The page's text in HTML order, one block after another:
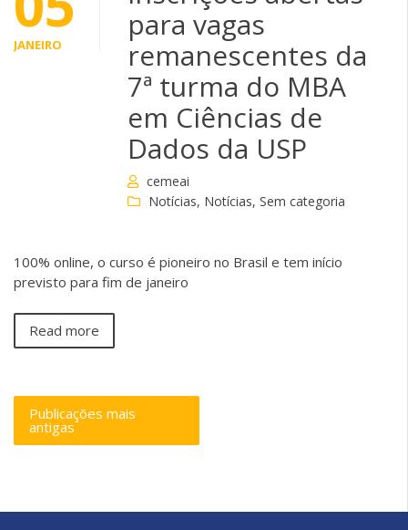
JANEIRO
para vagas
remanescentes da
7ª turma do MBA
em Ciências de
Dados da USP
cemeai
Notícias, Notícias, Sem categoria
100% online, o curso é pioneiro no Brasil e tem início
previsto para fim de janeiro
Read more
Publicações mais
antigas